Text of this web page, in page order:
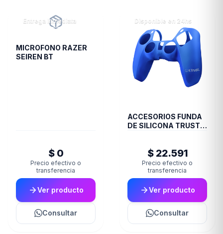
Entrega inmediata
MICROFONO RAZER
SEIREN BT
$ 0
Precio efectivo o
transferencia
Ver producto
Consultar
Disponible en 24hs
ACCESORIOS FUNDA
DE SILICONA TRUST
$ 22.591
Precio efectivo o
transferencia
Ver producto
Consultar